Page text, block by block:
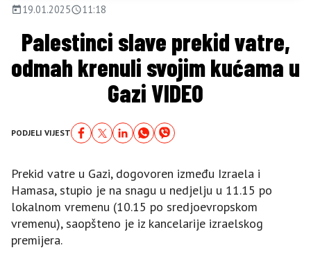
19.01.2025 11:18
Palestinci slave prekid vatre,
odmah krenuli svojim kućama u
Gazi VIDEO
PODJELI VIJEST
Prekid vatre u Gazi, dogovoren između Izraela i
Hamasa, stupio je na snagu u nedjelju u 11.15 po
lokalnom vremenu (10.15 po sredjoevropskom
vremenu), saopšteno je iz kancelarije izraelskog
premijera.